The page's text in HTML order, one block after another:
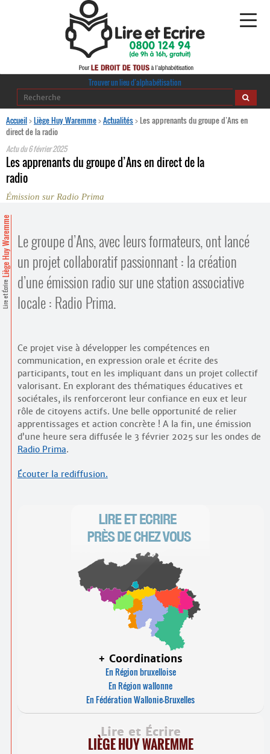
Alphabétisation
·
Espace presse
Contacts
Trouver un lieu d’alphabétisation
Accueil>Liège Huy Waremme>Actualités>Les apprenants du groupe d’Ans en
direct de la radio
Actu du6 février 2025
Les apprenants du groupe d’Ans en direct de la
radio
Émission sur Radio Prima
Lire et Écrire
Liège Huy Waremme Le groupe d’Ans, avec leurs formateurs, ont lancé
un projet collaboratif passionnant : la création
d’une émission radio sur une station associative
locale : Radio Prima.
Ce projet vise à développer les compétences en
communication, en expression orale et écrite des
participants, tout en les impliquant dans un projet collectif
valorisant. En explorant des thématiques éducatives et
sociétales, ils renforceront leur confiance en eux et leur
rôle de citoyens actifs. Une belle opportunité de relier
apprentissages et action concrète ! A la fin, une émission
d’une heure sera diffusée le 3 février 2025 sur les ondes de
Radio Prima.
Écouter la rediffusion.
+ Coordinations
En Région bruxelloise
En Région wallonne
En Fédération Wallonie-Bruxelles
Lire et Écrire
LIÈGE HUY WAREMME